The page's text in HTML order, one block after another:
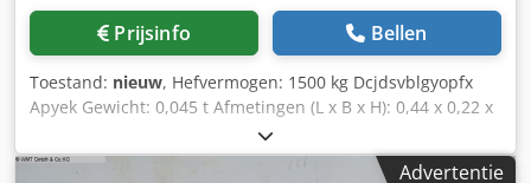
gelast 420 x 420 x 200mm 420 x 420 x 250mm 620 x 420 x
200mm 620 x 520 x 200mm 820 x 520 x 200mm 820 x 520 x
magnetische kern te beschermen ringogen voor ophanging
Reinigingslade voor het eenvoudig verwijderen van
opgehoopte vuildeeltjes. Montage over alle [...]
Prijsinfo Bellen
Toestand: nieuw, Hefvermogen: 1500 kg Dcjdsvblgyopfx
Apyek Gewicht: 0,045 t Afmetingen (L x B x H): 0,44 x 0,22 x
Advertentie